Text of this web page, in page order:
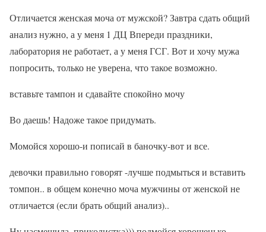
Отличается женская моча от мужской? Завтра сдать общий
анализ нужно, а у меня 1 ДЦ Впереди праздники,
лаборатория не работает, а у меня ГСГ. Вот и хочу мужа
попросить, только не уверена, что такое возможно.
вставьте тампон и сдавайте спокойно мочу
Во даешь! Надоже такое придумать.
Момойся хорошо-и пописай в баночку-вот и все.
девочки правильно говорят -лучше подмыться и вставить
томпон.. в общем конечно моча мужчины от женской не
отличается (если брать общий анализ)..